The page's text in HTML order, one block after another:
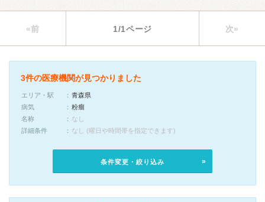
«前 1/1ページ 次»
3件の医療機関が見つかりました
エリア・駅
青森県
病気
粉瘤
名称
なし
詳細条件
なし (曜日や時間帯を指定できます)
条件変更・絞り込み